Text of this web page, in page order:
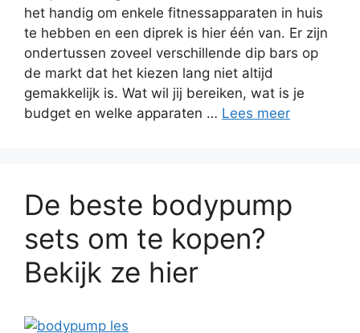
het handig om enkele fitnessapparaten in huis
te hebben en een diprek is hier één van. Er zijn
ondertussen zoveel verschillende dip bars op
de markt dat het kiezen lang niet altijd
gemakkelijk is. Wat wil jij bereiken, wat is je
budget en welke apparaten … Lees meer
De beste bodypump
sets om te kopen?
Bekijk ze hier